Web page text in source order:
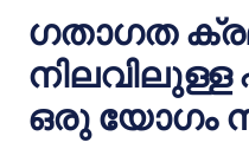
ഗതാഗത
നിലവിലുള്ള
ഒരു യോഗം